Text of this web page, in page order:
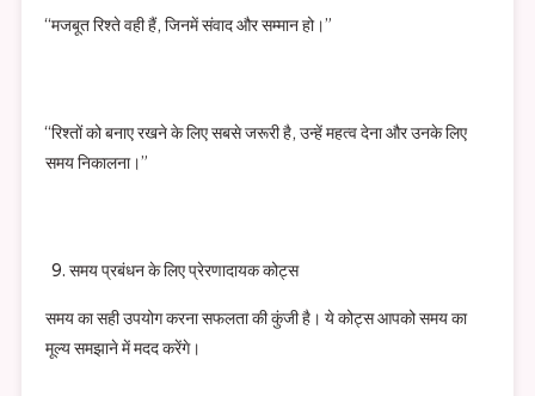
“मजबूत रिश्ते वही हैं, जिनमें संवाद और सम्मान हो।”
“रिश्तों को बनाए रखने के लिए सबसे जरूरी है, उन्हें महत्व देना और उनके लिए
समय निकालना।”
समय प्रबंधन के लिए प्रेरणादायक कोट्स
समय का सही उपयोग करना सफलता की कुंजी है। ये कोट्स आपको समय का
मूल्य समझाने में मदद करेंगे।